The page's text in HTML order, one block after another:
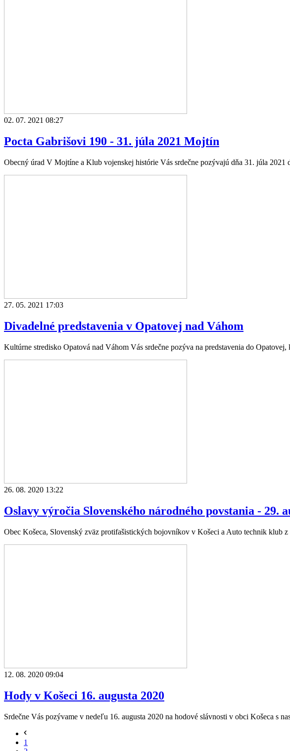
02. 07. 2021 08:27
Pocta Gabrišovi 190 - 31. júla 2021 Mojtín
Obecný úrad V Mojtíne a Klub vojenskej histórie Vás srdečne pozývajú dňa 31. júla 2021
27. 05. 2021 17:03
Divadelné predstavenia v Opatovej nad Váhom
Kultúrne stredisko Opatová nad Váhom Vás srdečne pozýva na predstavenia do
26. 08. 2020 13:22
Oslavy výročia Slovenského národného povstania - 29.
Obec Košeca, Slovenský zväz protifašistických bojovníkov v Košeci a Auto technik klub
12. 08. 2020 09:04
Hody v Košeci 16. augusta 2020
Srdečne Vás pozývame v nedeľu 16. augusta 2020 na hodové slávnosti v obci Košeca s
1